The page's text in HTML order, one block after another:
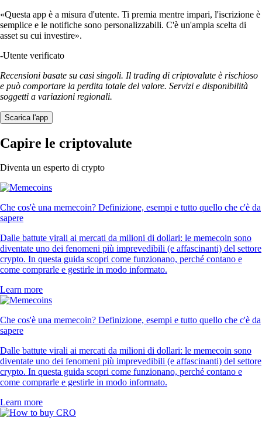
«Questa app è a misura d'utente. Ti premia mentre impari, l'iscrizione è
semplice e le notifiche sono personalizzabili. C'è un'ampia scelta di
asset su cui investire».
-Utente verificato
Recensioni basate su casi singoli. Il trading di criptovalute è rischioso
e può comportare la perdita totale del valore. Servizi e disponibilità
soggetti a variazioni regionali.
Scarica l'app
Capire le criptovalute
Diventa un esperto di crypto
Che cos'è una memecoin? Definizione, esempi e tutto quello che c'è da
sapere
Dalle battute virali ai mercati da milioni di dollari: le memecoin sono
diventate uno dei fenomeni più imprevedibili (e affascinanti) del settore
crypto. In questa guida scopri come funzionano, perché contano e
come comprarle e gestirle in modo informato.
Learn more
Che cos'è una memecoin? Definizione, esempi e tutto quello che c'è da
sapere
Dalle battute virali ai mercati da milioni di dollari: le memecoin sono
diventate uno dei fenomeni più imprevedibili (e affascinanti) del settore
crypto. In questa guida scopri come funzionano, perché contano e
come comprarle e gestirle in modo informato.
Learn more